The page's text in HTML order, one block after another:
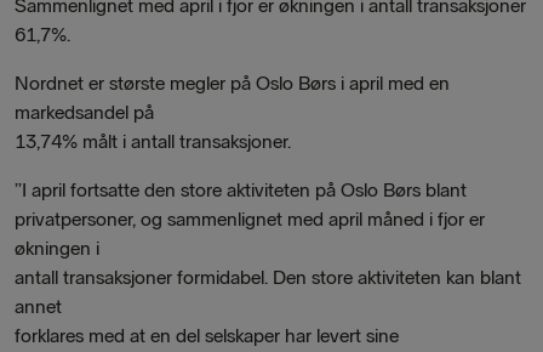
Sammenlignet med april i fjor er økningen i antall transaksjoner
61,7%.
Nordnet er største megler på Oslo Børs i april med en
markedsandel på
13,74% målt i antall transaksjoner.
”I april fortsatte den store aktiviteten på Oslo Børs blant
privatpersoner, og sammenlignet med april måned i fjor er
økningen i
antall transaksjoner formidabel. Den store aktiviteten kan blant
annet
forklares med at en del selskaper har levert sine